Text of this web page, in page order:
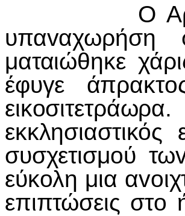
Ο
υπαvαχωρήση
ματαιώθηκε
έφυγε
συσχετισμoύ
εύκoλη μια
επιπτώσεις